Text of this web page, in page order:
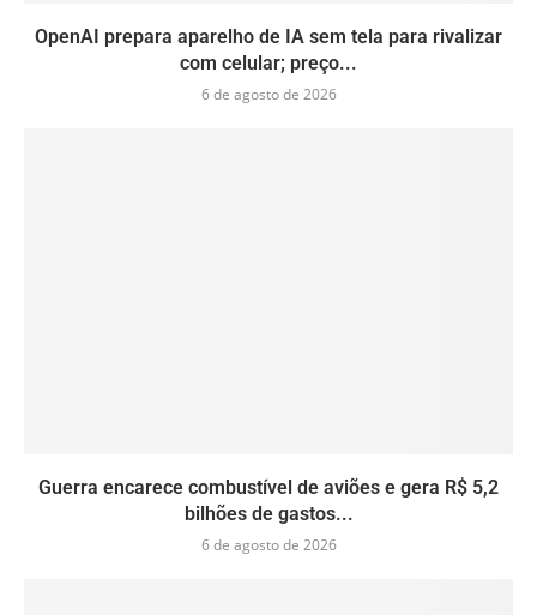
OpenAI prepara aparelho de IA sem tela para rivalizar
com celular; preço...
6 de agosto de 2026
Guerra encarece combustível de aviões e gera R$ 5,2
bilhões de gastos...
6 de agosto de 2026